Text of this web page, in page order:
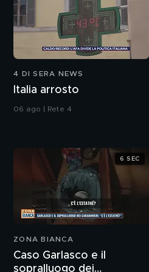
4 DI SERA NEWS
Italia arrosto
06 ago | Rete 4
ZONA BIANCA
Caso Garlasco e il
sopralluogo dei
6 SEC